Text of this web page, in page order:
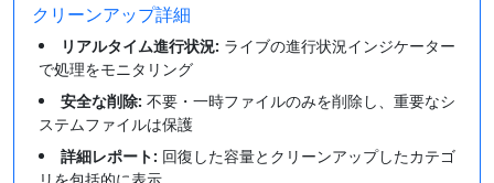
クリーンアップ詳細
リアルタイム進行状況: ライブの進行状況インジケーター
で処理をモニタリング
安全な削除: 不要・一時ファイルのみを削除し、重要なシ
ステムファイルは保護
詳細レポート: 回復した容量とクリーンアップしたカテゴ